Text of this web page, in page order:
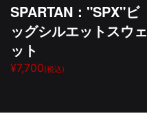
SPARTAN："SPX"ビ
ッグシルエットスウェ
ット
¥7,700(税込)